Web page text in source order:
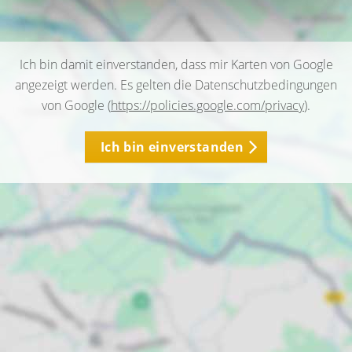
Ich bin damit einverstanden, dass mir Karten von Google
angezeigt werden. Es gelten die Datenschutzbedingungen
von Google (https://policies.google.com/privacy).
Ich bin einverstanden